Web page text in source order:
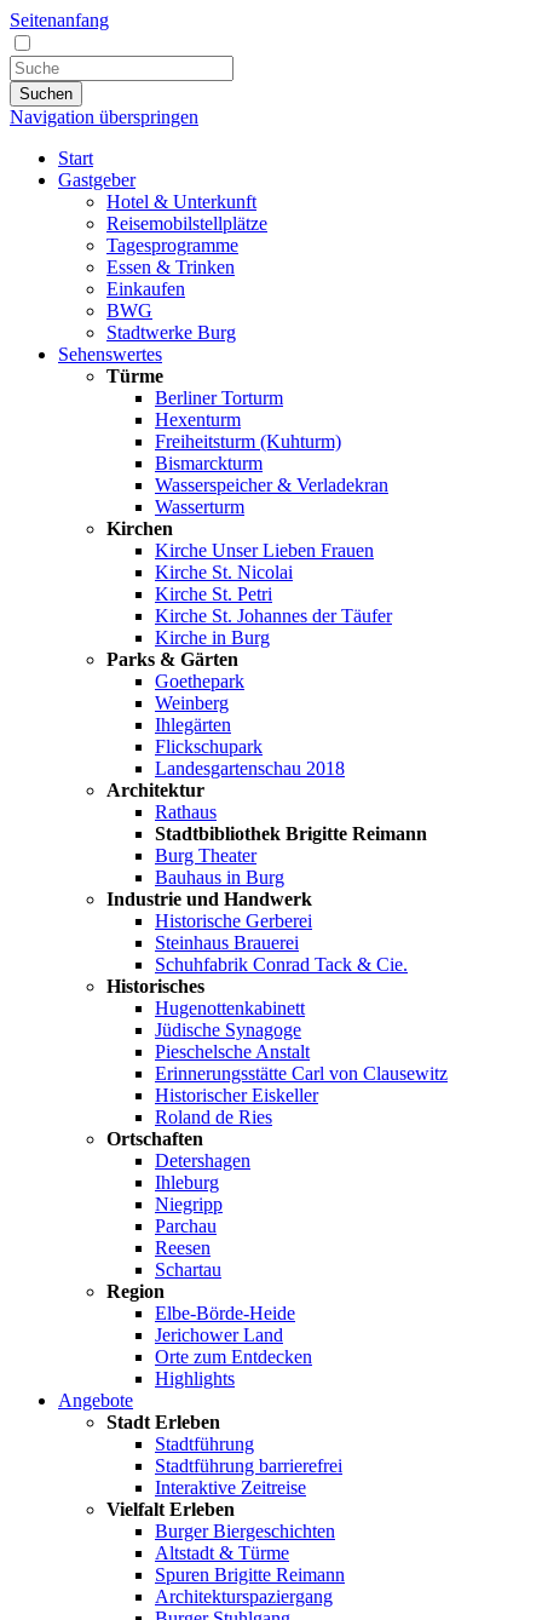
Seitenanfang
Suchen
Navigation überspringen
Start
Gastgeber
Hotel & Unterkunft
Reisemobilstellplätze
Tagesprogramme
Essen & Trinken
Einkaufen
BWG
Stadtwerke Burg
Sehenswertes
Türme
Berliner Torturm
Hexenturm
Freiheitsturm (Kuhturm)
Bismarckturm
Wasserspeicher & Verladekran
Wasserturm
Kirchen
Kirche Unser Lieben Frauen
Kirche St. Nicolai
Kirche St. Petri
Kirche St. Johannes der Täufer
Kirche in Burg
Parks & Gärten
Goethepark
Weinberg
Ihlegärten
Flickschupark
Landesgartenschau 2018
Architektur
Rathaus
Stadtbibliothek Brigitte Reimann
Burg Theater
Bauhaus in Burg
Industrie und Handwerk
Historische Gerberei
Steinhaus Brauerei
Schuhfabrik Conrad Tack & Cie.
Historisches
Hugenottenkabinett
Jüdische Synagoge
Pieschelsche Anstalt
Erinnerungsstätte Carl von Clausewitz
Historischer Eiskeller
Roland de Ries
Ortschaften
Detershagen
Ihleburg
Niegripp
Parchau
Reesen
Schartau
Region
Elbe-Börde-Heide
Jerichower Land
Orte zum Entdecken
Highlights
Angebote
Stadt Erleben
Stadtführung
Stadtführung barrierefrei
Interaktive Zeitreise
Vielfalt Erleben
Burger Biergeschichten
Altstadt & Türme
Spuren Brigitte Reimann
Architekturspaziergang